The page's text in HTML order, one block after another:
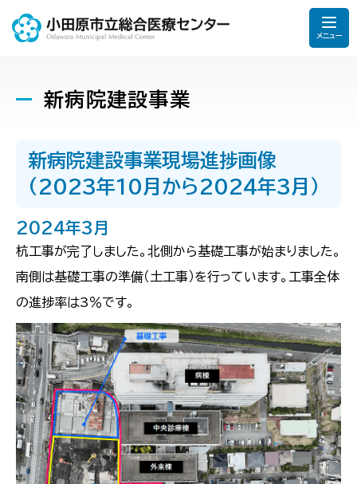
メニュー
新病院建設事業
新病院建設事業現場進捗画像
(2023年10月から2024年3月）
2024年3月
杭工事が完了しました。北側から基礎工事が始まりました。
南側は基礎工事の準備（土工事）を行っています。工事全体
の進捗率は3％です。